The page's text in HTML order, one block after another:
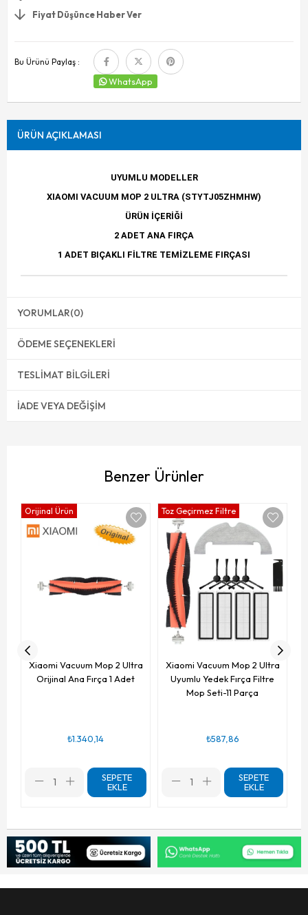
Fiyat Düşünce Haber Ver
Bu Ürünü Paylaş :
WhatsApp
ÜRÜN AÇIKLAMASI
UYUMLU MODELLER
XIAOMI VACUUM MOP 2 ULTRA (STYTJ05ZHMHW)
ÜRÜN İÇERİĞİ
2 ADET ANA FIRÇA
1 ADET BIÇAKLI FİLTRE TEMİZLEME FIRÇASI
YORUMLAR(0)
ÖDEME SEÇENEKLERI
TESLIMAT BILGILERI
İADE VEYA DEĞIŞIM
Benzer Ürünler
Xiaomi Vacuum Mop 2 Ultra
Orijinal Ana Fırça 1 Adet
₺1.340,14
SEPETE
EKLE
Orijinal Ürün
Xiaomi Vacuum Mop 2 Ultra
Uyumlu Yedek Fırça Filtre
Mop Seti-11 Parça
₺587,86
SEPETE
EKLE
Toz Geçirmez Filtre